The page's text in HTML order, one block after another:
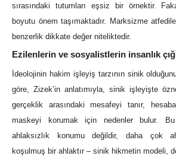
sırasındaki tutumları eşsiz bir örnektir.
boyutu önem taşımaktadır. Marksizme
benzerlik dikkate değer niteliktedir.
Ezilenlerin ve sosyalistlerin insanlık
İdeolojinin hakim işleyiş tarzının sinik
göre, Zizek’in anlatımıyla, sinik işleyişte
gerçeklik arasındaki mesafeyi tanır,
maskeyi korumak için nedenler bulur.
ahlaksızlık konumu değildir, daha çok
koşulmuş bir ahlaktır ‒ sinik hikmetin modeli,